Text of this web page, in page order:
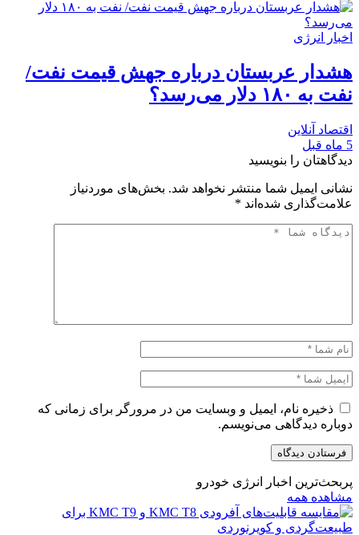
اخبار انرژی
هشدار عربستان درباره جهش قیمت نفت/
نفت به ۱۸۰ دلار می‌رسد؟
اقتصاد آنلاین
5 ماه قبل
دیدگاهتان را بنویسید
نشانی ایمیل شما منتشر نخواهد شد. بخش‌های موردنیاز
علامت‌گذاری شده‌اند *
ذخیره نام، ایمیل و وبسایت من در مرورگر برای زمانی که
دوباره دیدگاهی می‌نویسم.
پربحث‌ترین اخبار انرژی خودرو
مشاهده همه